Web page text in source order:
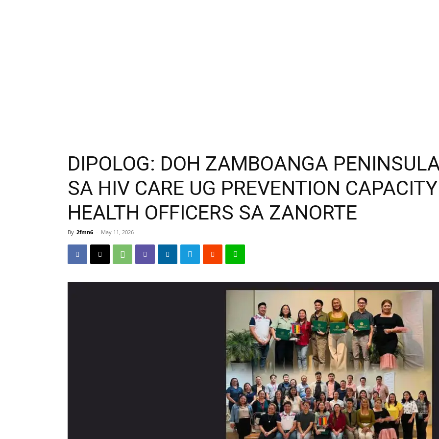
DIPOLOG: DOH ZAMBOANGA
SA HIV CARE UG PREVENTION
HEALTH OFFICERS SA ZANORTE
By 2fmn6 - May 11, 2026